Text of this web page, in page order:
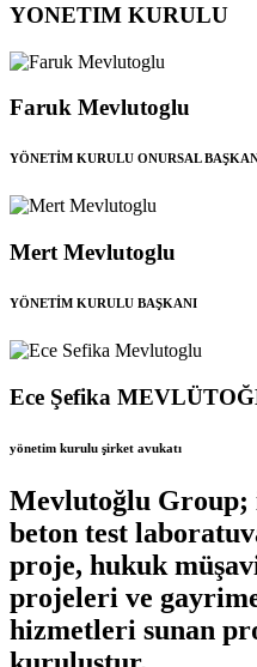
YONETIM KURULU
Faruk Mevlutoglu
YÖNETİM KURULU ONURSAL
Mert Mevlutoglu
YÖNETİM KURULU BAŞKANI
Ece Şefika
yönetim kurulu şirket avukatı
Mevlutoğlu Group;
beton test
proje, hukuk
projeleri ve
hizmetleri sunan